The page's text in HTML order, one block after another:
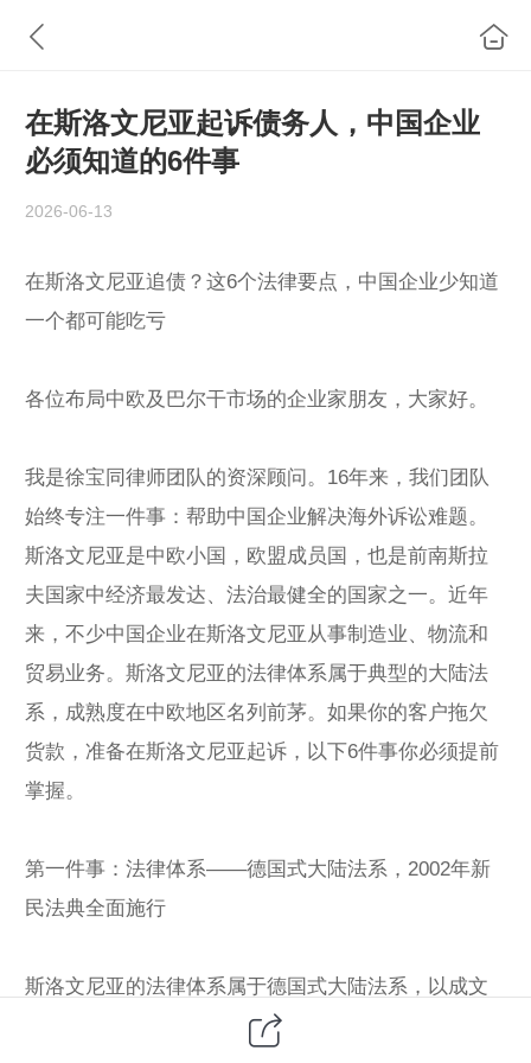
在斯洛文尼亚起诉债务人，中国企业
必须知道的6件事
2026-06-13
在斯洛文尼亚追债？这6个法律要点，中国企业少知道
一个都可能吃亏
各位布局中欧及巴尔干市场的企业家朋友，大家好。
我是徐宝同律师团队的资深顾问。16年来，我们团队
始终专注一件事：帮助中国企业解决海外诉讼难题。
斯洛文尼亚是中欧小国，欧盟成员国，也是前南斯拉
夫国家中经济最发达、法治最健全的国家之一。近年
来，不少中国企业在斯洛文尼亚从事制造业、物流和
贸易业务。斯洛文尼亚的法律体系属于典型的大陆法
系，成熟度在中欧地区名列前茅。如果你的客户拖欠
货款，准备在斯洛文尼亚起诉，以下6件事你必须提前
掌握。
第一件事：法律体系——德国式大陆法系，2002年新
民法典全面施行
斯洛文尼亚的法律体系属于德国式大陆法系，以成文
法为核心，判例不具有法律约束力，仅作参考。2002